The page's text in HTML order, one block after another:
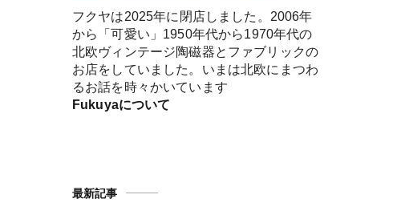
フクヤは2025年に閉店しました。2006年
から「可愛い」1950年代から1970年代の
北欧ヴィンテージ陶磁器とファブリックの
お店をしていました。いまは北欧にまつわ
るお話を時々かいています
Fukuyaについて
最新記事